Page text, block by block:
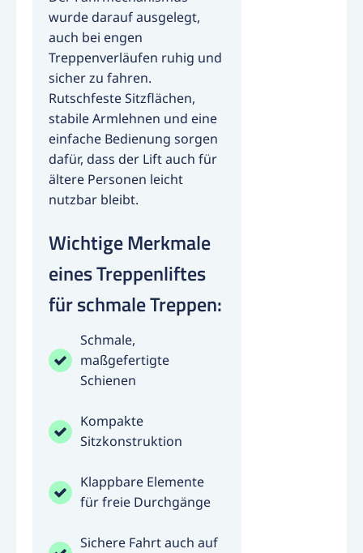
wurde darauf ausgelegt,
auch bei engen
Treppenverläufen ruhig und
sicher zu fahren.
Rutschfeste Sitzflächen,
stabile Armlehnen und eine
einfache Bedienung sorgen
dafür, dass der Lift auch für
ältere Personen leicht
nutzbar bleibt.
Wichtige Merkmale
eines Treppenliftes
für schmale Treppen:
Schmale,
maßgefertigte
Schienen
Kompakte
Sitzkonstruktion
Klappbare Elemente
für freie Durchgänge
Sichere Fahrt auch auf